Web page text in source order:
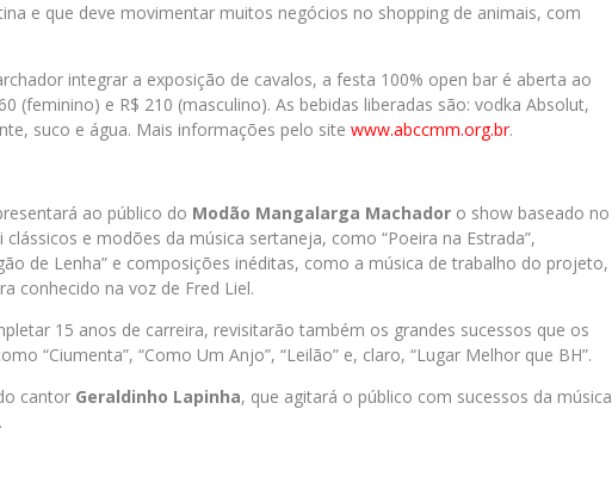
e que deve movimentar muitos negócios no shopping de animais, com
integrar a exposição de cavalos, a festa 100% open bar é aberta ao
(feminino) e R$ 210 (masculino). As bebidas liberadas são: vodka Absolut,
suco e água. Mais informações pelo site www.abccmm.org.br.
ao público do Modão Mangalarga Machador o show baseado no
e modões da música sertaneja, como “Poeira na Estrada”,
de Lenha” e composições inéditas, como a música de trabalho do projeto,
conhecido na voz de Fred Liel.
15 anos de carreira, revisitarão também os grandes sucessos que os
“Ciumenta”, “Como Um Anjo”, “Leilão” e, claro, “Lugar Melhor que BH”.
cantor Geraldinho Lapinha, que agitará o público com sucessos da música